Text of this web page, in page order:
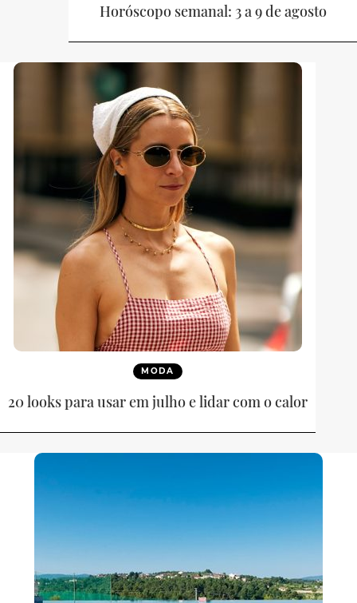
Horóscopo semanal: 3 a 9 de agosto
MODA
20 looks para usar em julho e lidar com o calor